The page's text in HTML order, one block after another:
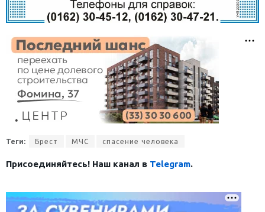
Теги: Брест МЧС спасение человека
Присоединяйтесь! Наш канал в Telegram.